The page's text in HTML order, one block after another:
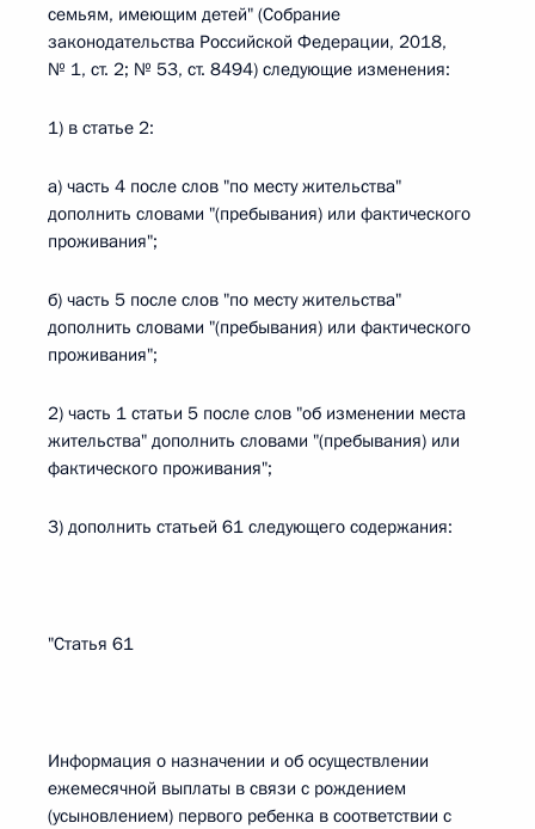
семьям, имеющим детей" (Собрание
законодательства Российской Федерации, 2018,
№ 1, ст. 2; № 53, ст. 8494) следующие изменения:
1) в статье 2:
а) часть 4 после слов "по месту жительства"
дополнить словами "(пребывания) или фактического
проживания";
б) часть 5 после слов "по месту жительства"
дополнить словами "(пребывания) или фактического
проживания";
2) часть 1 статьи 5 после слов "об изменении места
жительства" дополнить словами "(пребывания) или
фактического проживания";
3) дополнить статьей 61 следующего содержания:
"Статья 61
Информация о назначении и об осуществлении
ежемесячной выплаты в связи с рождением
(усыновлением) первого ребенка в соответствии с